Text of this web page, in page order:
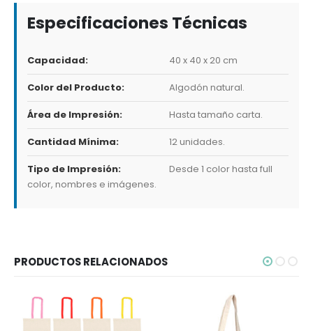
Especificaciones Técnicas
Capacidad: 40 x 40 x 20 cm
Color del Producto: Algodón natural.
Área de Impresión: Hasta tamaño carta.
Cantidad Mínima: 12 unidades.
Tipo de Impresión:
Desde 1 color hasta full
color, nombres e imágenes.
PRODUCTOS RELACIONADOS